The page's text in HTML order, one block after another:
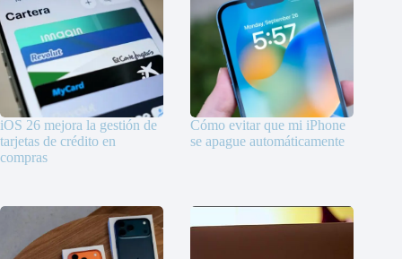
iOS 26 mejora la gestión de
tarjetas de crédito en
compras
Cómo evitar que mi iPhone
se apague automáticamente